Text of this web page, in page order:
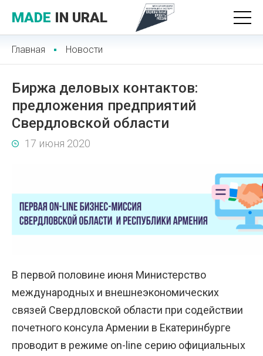
MADE IN URAL
Главная Новости
Биржа деловых контактов:
предложения предприятий
Свердловской области
17 июня 2020
В первой половине июня Министерство
международных и внешнеэкономических
связей Свердловской области при содействии
почетного консула Армении в Екатеринбурге
проводит в режиме on-line серию официальных